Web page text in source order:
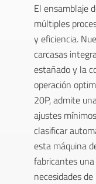
El ensamblaje
múltiples
y eficiencia.
carcasas
estañado y la
operación
20P, admite
ajustes
clasificar
esta máquina
fabricantes
necesidades